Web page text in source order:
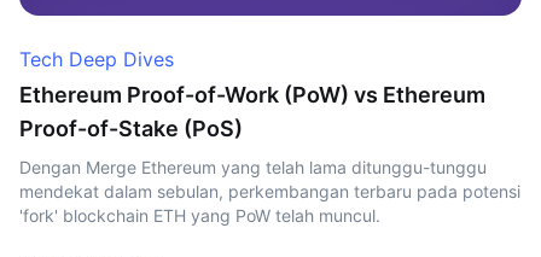
Tech Deep Dives
Ethereum Proof-of-Work (PoW) vs Ethereum
Proof-of-Stake (PoS)
Dengan Merge Ethereum yang telah lama ditunggu-tunggu
mendekat dalam sebulan, perkembangan terbaru pada potensi
'fork' blockchain ETH yang PoW telah muncul.